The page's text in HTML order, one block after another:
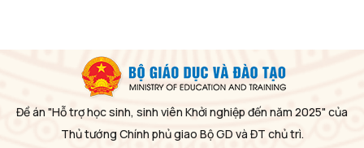
Đề án "Hỗ trợ học sinh, sinh viên Khởi nghiệp đến năm 2025" của
Thủ tướng Chính phủ giao Bộ GD và ĐT chủ trì.